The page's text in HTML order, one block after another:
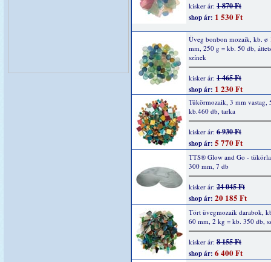
kisker ár: 1 870 Ft
shop ár: 1 530 Ft
Üveg bonbon mozaik, kb. ø
mm, 250 g = kb. 50 db,
színek
kisker ár: 1 465 Ft
shop ár: 1 230 Ft
Tükörmozaik, 3 mm vastag,
kb.460 db, tarka
kisker ár: 6 930 Ft
shop ár: 5 770 Ft
TTS® Glow and Go -
300 mm, 7 db
kisker ár: 24 045 Ft
shop ár: 20 185 Ft
Tört üvegmozaik darabok,
60 mm, 2 kg = kb. 350 db,
kisker ár: 8 155 Ft
shop ár: 6 400 Ft